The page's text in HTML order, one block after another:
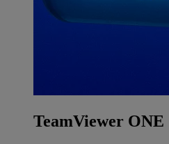
TeamViewer ONE